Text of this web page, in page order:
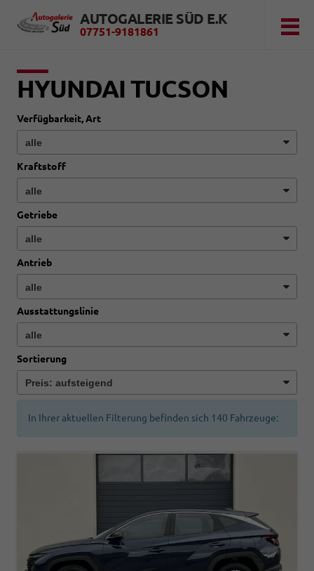
AUTOGALERIE SÜD E.K
07751-9181861
HYUNDAI TUCSON
Verfügbarkeit, Art
Kraftstoff
Getriebe
Antrieb
Ausstattungslinie
Sortierung
In Ihrer aktuellen Filterung befinden sich 140 Fahrzeuge: